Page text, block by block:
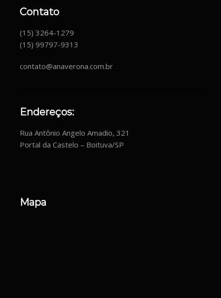
Contato
(15) 3264-1279
(15) 99797-9313
contato@anaverona.com.br
Endereços:
Rua Antônio Angelo Amadio, 321
Portal da Castelo – Boituva/SP
Mapa